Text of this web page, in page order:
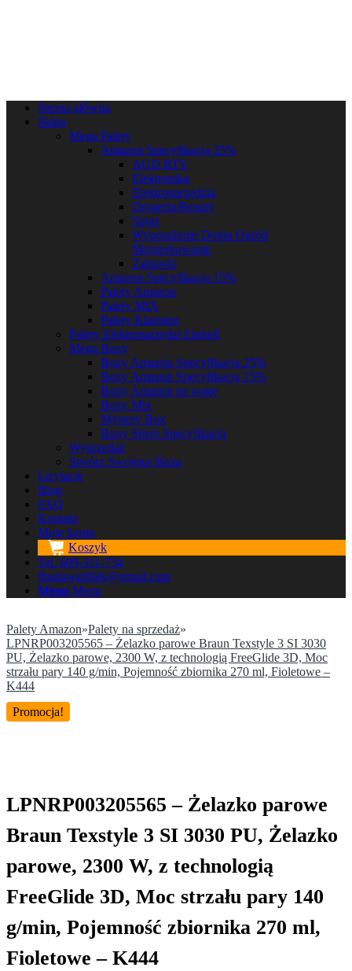
Strona główna
Sklep
Mega Palety
Amazon Specyfikacja 25%
AGD RTV
Elektronika
Elektronarzędzia
Drogeria/Beauty
Sport
Wyposażenie Domu Ogród
Majsterkowanie
Zabawki
Amazon Specyfikacja 15%
Palety Amazon
Palety MIX
Palety Klarstein
Palety Elektronarzędzi Einhell
Mega Boxy
Boxy Amazon Specyfikacja 25%
Boxy Amazon Specyfikacja 15%
Boxy Amazon na wagę
Boxy Mix
Mystery Box
Boxy Shein Specyfikacja
Wyprzedaż
Stwórz Swojego Boxa
Licytacje
Blog
FAQ
Kontakt
Moje konto
Koszyk
Tel. 609-311-734
fhudawidfilek@gmail.com
Menu Menu
Palety Amazon»Palety na sprzedaż»
LPNRP003205565 – Żelazko parowe Braun Texstyle 3 SI 3030
PU, Żelazko parowe, 2300 W, z technologią FreeGlide 3D, Moc
strzału pary 140 g/min, Pojemność zbiornika 270 ml, Fioletowe –
K444
Promocja!
LPNRP003205565 – Żelazko parowe
Braun Texstyle 3 SI 3030 PU, Żelazko
parowe, 2300 W, z technologią
FreeGlide 3D, Moc strzału pary 140
g/min, Pojemność zbiornika 270 ml,
Fioletowe – K444